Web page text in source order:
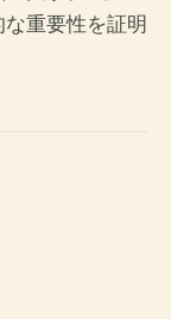
重要性を証明